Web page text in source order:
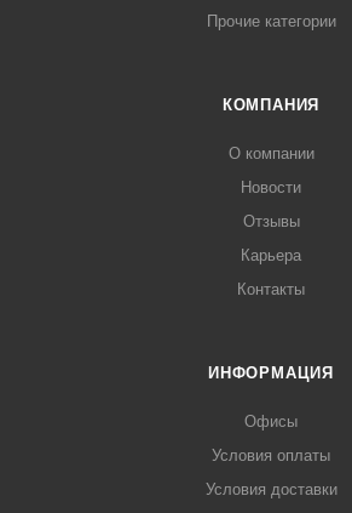
Прочие категории
КОМПАНИЯ
О компании
Новости
Отзывы
Карьера
Контакты
ИНФОРМАЦИЯ
Офисы
Условия оплаты
Условия доставки